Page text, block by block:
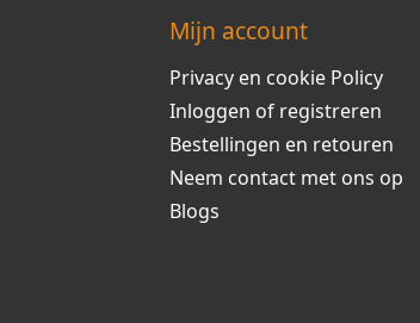
Mijn account
Privacy en cookie Policy
Inloggen of registreren
Bestellingen en retouren
Neem contact met ons op
Blogs